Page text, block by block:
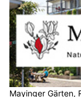
Mayinger Gärten,